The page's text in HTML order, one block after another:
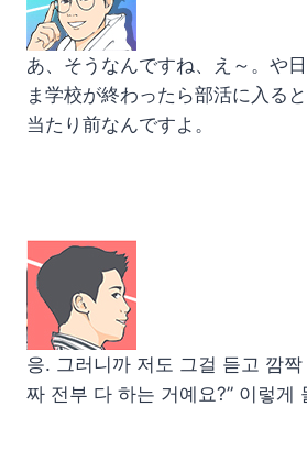
あ、そうなんですね、え～。や
ま学校が終わったら部活に入る
当たり前なんですよ。
응. 그러니까 저도 그걸 듣고 깜짝
짜 전부 다 하는 거예요?” 이렇게